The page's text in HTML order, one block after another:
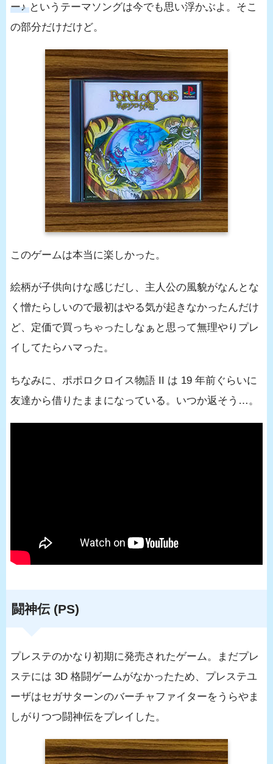
ー♪というテーマソングは今でも思い浮かぶよ。そこ
の部分だけだけど。
このゲームは本当に楽しかった。
絵柄が子供向けな感じだし、主人公の風貌がなんとな
く憎たらしいので最初はやる気が起きなかったんだけ
ど、定価で買っちゃったしなぁと思って無理やりプレ
イしてたらハマった。
ちなみに、ポポロクロイス物語 II は 19 年前ぐらいに
友達から借りたままになっている。いつか返そう…。
闘神伝 (PS)
プレステのかなり初期に発売されたゲーム。まだプレ
ステには 3D 格闘ゲームがなかったため、プレステユ
ーザはセガサターンのバーチャファイターをうらやま
しがりつつ闘神伝をプレイした。